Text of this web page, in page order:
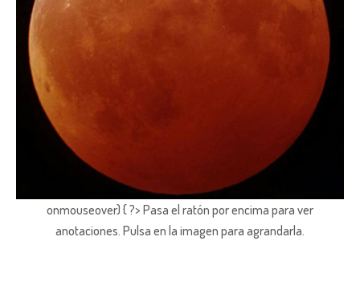
onmouseover) { ?> Pasa el ratón por encima para ver
anotaciones. Pulsa en la imagen para agrandarla.